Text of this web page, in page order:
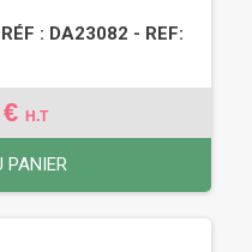
: DA23082 - REF:
H.T
PANIER